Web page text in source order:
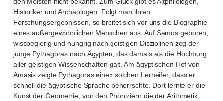
Historiker und Archäologen. Folgt man ihren
Forschungsergebnissen, so breitet sich vor uns die Biographie
eines außergewöhnlichen Menschen aus. Auf Samos geboren,
wissbegierig und hungrig nach geistigen Disziplinen zog der
junge Pythagoras nach Ägypten, das damals als die Hochburg
aller geistigen Wissenschaften galt. Am ägyptischen Hof von
Amasis zeigte Pythagoras einen solchen Lerneifer, dass er
schnell die ägyptische Sprache beherrschte. Dort lernte er die
Kunst der Geometrie, von den Phöniziern die der Arithmetik,